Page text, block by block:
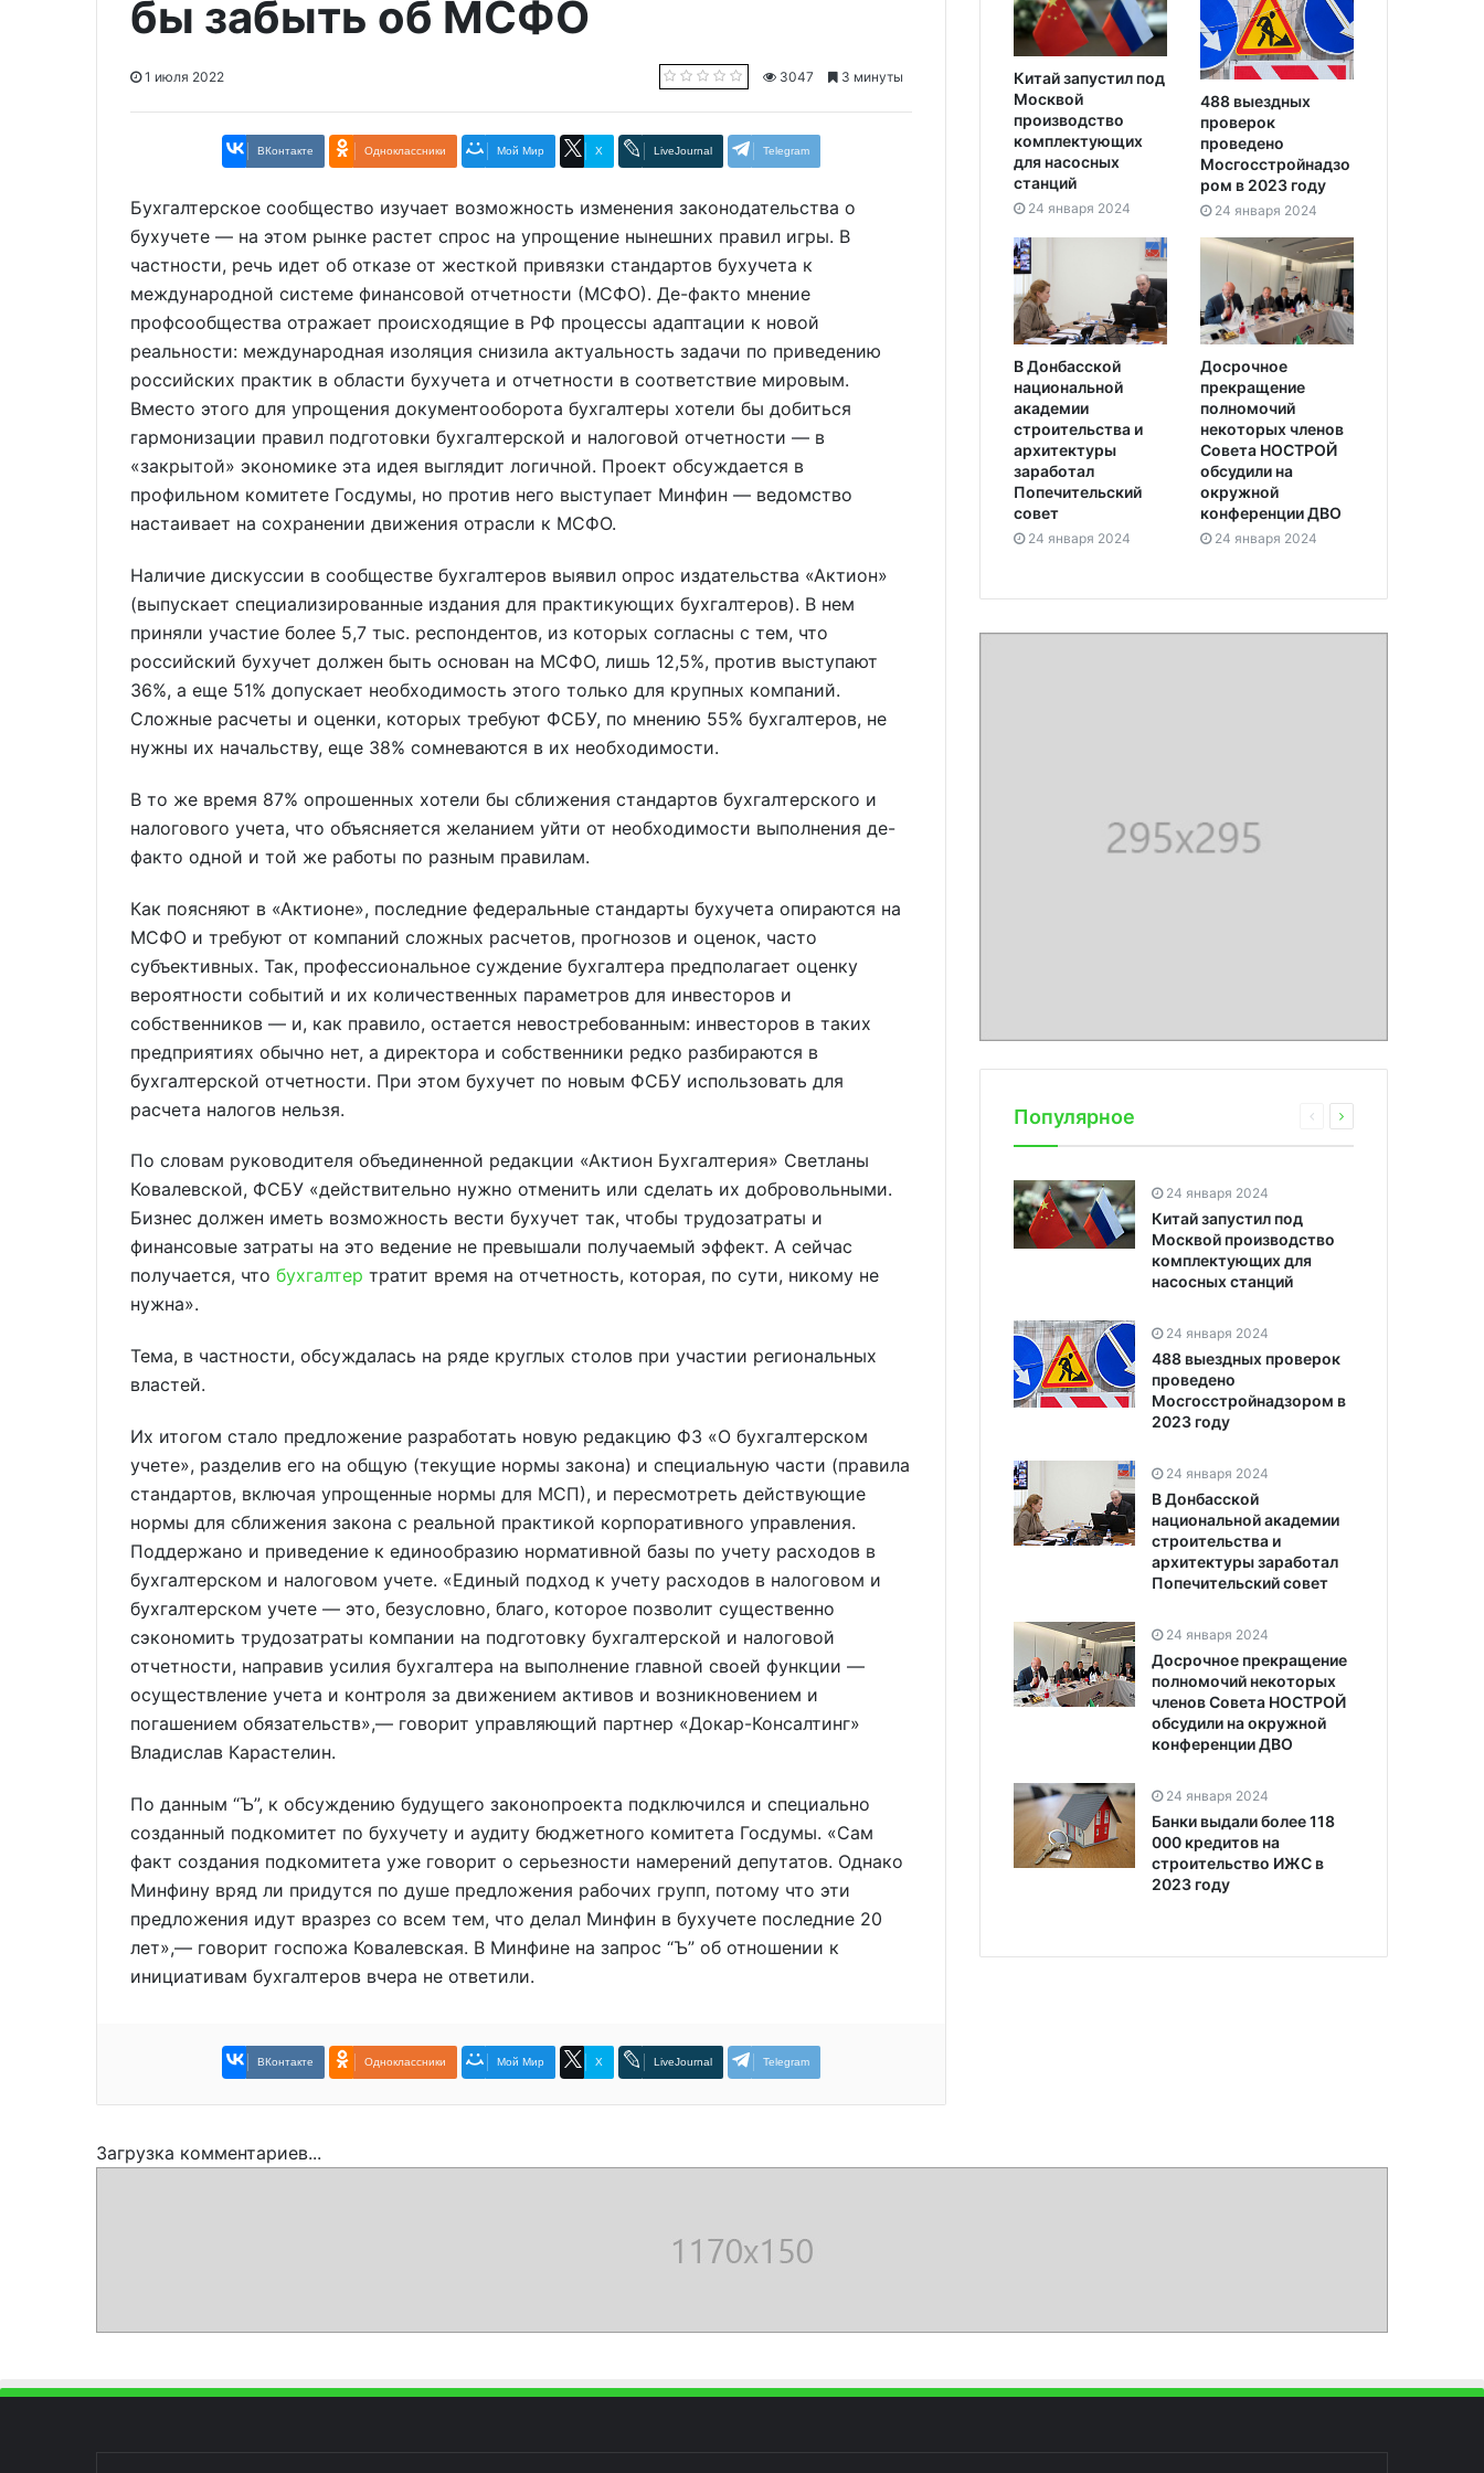
бы забыть об МСФО
1 июля 2022 3047 3 минуты
ВКонтакте Одноклассники Мой Мир X LiveJournal Telegram
Бухгалтерское сообщество изучает возможность изменения законодательства о
бухучете — на этом рынке растет спрос на упрощение нынешних правил игры. В
частности, речь идет об отказе от жесткой привязки стандартов бухучета к
международной системе финансовой отчетности (МСФО). Де-факто мнение
профсообщества отражает происходящие в РФ процессы адаптации к новой
реальности: международная изоляция снизила актуальность задачи по приведению
российских практик в области бухучета и отчетности в соответствие мировым.
Вместо этого для упрощения документооборота бухгалтеры хотели бы добиться
гармонизации правил подготовки бухгалтерской и налоговой отчетности — в
«закрытой» экономике эта идея выглядит логичной. Проект обсуждается в
профильном комитете Госдумы, но против него выступает Минфин — ведомство
настаивает на сохранении движения отрасли к МСФО.
Наличие дискуссии в сообществе бухгалтеров выявил опрос издательства «Актион»
(выпускает специализированные издания для практикующих бухгалтеров). В нем
приняли участие более 5,7 тыс. респондентов, из которых согласны с тем, что
российский бухучет должен быть основан на МСФО, лишь 12,5%, против выступают
36%, а еще 51% допускает необходимость этого только для крупных компаний.
Сложные расчеты и оценки, которых требуют ФСБУ, по мнению 55% бухгалтеров, не
нужны их начальству, еще 38% сомневаются в их необходимости.
В то же время 87% опрошенных хотели бы сближения стандартов бухгалтерского и
налогового учета, что объясняется желанием уйти от необходимости выполнения де-
факто одной и той же работы по разным правилам.
Как поясняют в «Актионе», последние федеральные стандарты бухучета опираются на
МСФО и требуют от компаний сложных расчетов, прогнозов и оценок, часто
субъективных. Так, профессиональное суждение бухгалтера предполагает оценку
вероятности событий и их количественных параметров для инвесторов и
собственников — и, как правило, остается невостребованным: инвесторов в таких
предприятиях обычно нет, а директора и собственники редко разбираются в
бухгалтерской отчетности. При этом бухучет по новым ФСБУ использовать для
расчета налогов нельзя.
По словам руководителя объединенной редакции «Актион Бухгалтерия» Светланы
Ковалевской, ФСБУ «действительно нужно отменить или сделать их добровольными.
Бизнес должен иметь возможность вести бухучет так, чтобы трудозатраты и
финансовые затраты на это ведение не превышали получаемый эффект. А сейчас
получается, что бухгалтер тратит время на отчетность, которая, по сути, никому не
нужна».
Тема, в частности, обсуждалась на ряде круглых столов при участии региональных
властей.
Их итогом стало предложение разработать новую редакцию ФЗ «О бухгалтерском
учете», разделив его на общую (текущие нормы закона) и специальную части (правила
стандартов, включая упрощенные нормы для МСП), и пересмотреть действующие
нормы для сближения закона с реальной практикой корпоративного управления.
Поддержано и приведение к единообразию нормативной базы по учету расходов в
бухгалтерском и налоговом учете. «Единый подход к учету расходов в налоговом и
бухгалтерском учете — это, безусловно, благо, которое позволит существенно
сэкономить трудозатраты компании на подготовку бухгалтерской и налоговой
отчетности, направив усилия бухгалтера на выполнение главной своей функции —
осуществление учета и контроля за движением активов и возникновением и
погашением обязательств»,— говорит управляющий партнер «Докар-Консалтинг»
Владислав Карастелин.
По данным “Ъ”, к обсуждению будущего законопроекта подключился и специально
созданный подкомитет по бухучету и аудиту бюджетного комитета Госдумы. «Сам
факт создания подкомитета уже говорит о серьезности намерений депутатов. Однако
Минфину вряд ли придутся по душе предложения рабочих групп, потому что эти
предложения идут вразрез со всем тем, что делал Минфин в бухучете последние 20
лет»,— говорит госпожа Ковалевская. В Минфине на запрос “Ъ” об отношении к
инициативам бухгалтеров вчера не ответили.
ВКонтакте Одноклассники Мой Мир X LiveJournal Telegram
Загрузка комментариев...
Китай запустил под
Москвой
производство
комплектующих
для насосных
станций
24 января 2024
488 выездных
проверок
проведено
Мосгосстройнадзо
ром в 2023 году
24 января 2024
В Донбасской
национальной
академии
строительства и
архитектуры
заработал
Попечительский
совет
24 января 2024
Досрочное
прекращение
полномочий
некоторых членов
Совета НОСТРОЙ
обсудили на
окружной
конференции ДВО
24 января 2024
Популярное
24 января 2024
Китай запустил под
Москвой производство
комплектующих для
насосных станций
24 января 2024
488 выездных проверок
проведено
Мосгосстройнадзором в
2023 году
24 января 2024
В Донбасской
национальной академии
строительства и
архитектуры заработал
Попечительский совет
24 января 2024
Досрочное прекращение
полномочий некоторых
членов Совета НОСТРОЙ
обсудили на окружной
конференции ДВО
24 января 2024
Банки выдали более 118
000 кредитов на
строительство ИЖС в
2023 году